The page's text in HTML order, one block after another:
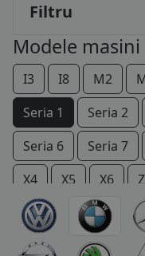
BLOG
B2B -
CONT
COS (
Filtru
Modele masini
I3 I8 M2
Seria 1
Seria 2
Seria 6
Seria 7
X4
X5 X6
185/60R16
195/55R16
205/55R16
205/50R17